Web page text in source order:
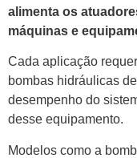
alimenta os
máquinas e
Cada aplicação
bombas hidráulicas
desempenho do
desse equipamento.
Modelos como a